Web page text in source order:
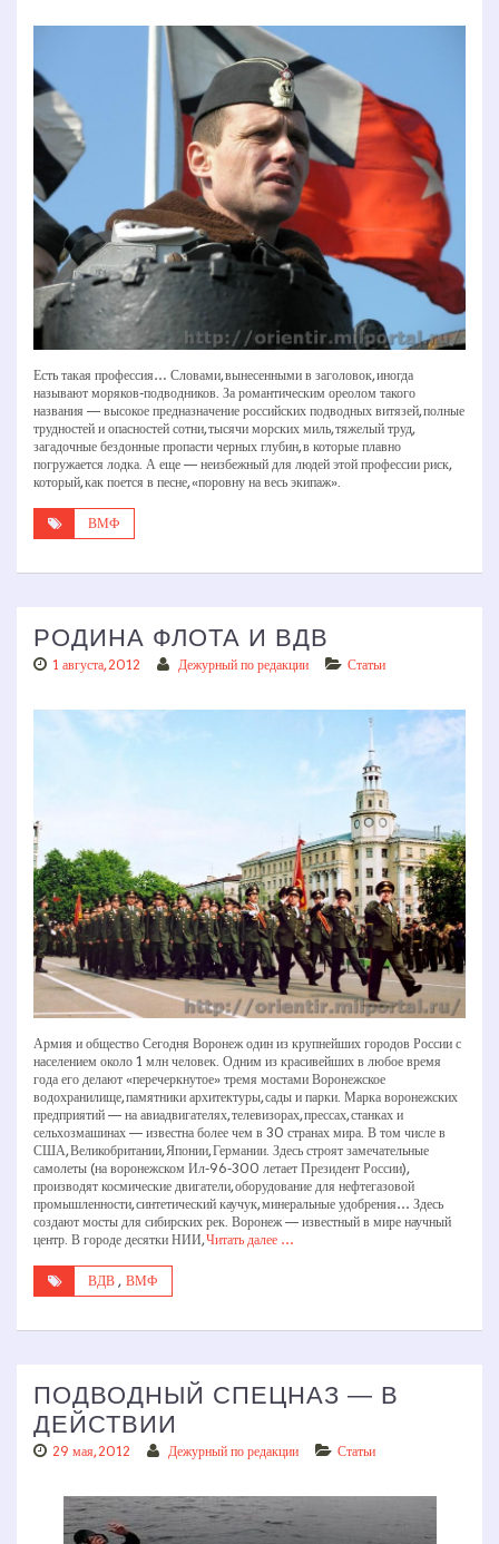
Есть такая профессия… Словами, вынесенными в заголовок, иногда
называют моряков-подводников. За романтическим ореолом такого
названия — высокое предназначение российских подводных витязей, полные
трудностей и опасностей сотни, тысячи морских миль, тяжелый труд,
загадочные бездонные пропасти черных глубин, в которые плавно
погружается лодка. А еще — неизбежный для людей этой профессии риск,
который, как поется в песне, «поровну на весь экипаж».
ВМФ
РОДИНА ФЛОТА И ВДВ
1 августа, 2012 Дежурный по редакции Статьи
Армия и общество Сегодня Воронеж один из крупнейших городов России с
населением около 1 млн человек. Одним из красивейших в любое время
года его делают «перечеркнутое» тремя мостами Воронежское
водохранилище, памятники архитектуры, сады и парки. Марка воронежских
предприятий — на авиадвигателях, телевизорах, прессах, станках и
сельхозмашинах — известна более чем в 30 странах мира. В том числе в
США, Великобритании, Японии, Германии. Здесь строят замечательные
самолеты (на воронежском Ил-96-300 летает Президент России),
производят космические двигатели, оборудование для нефтегазовой
промышленности, синтетический каучук, минеральные удобрения… Здесь
создают мосты для сибирских рек. Воронеж — известный в мире научный
центр. В городе десятки НИИ,Читать далее …
ВДВ , ВМФ
ПОДВОДНЫЙ СПЕЦНАЗ — В
ДЕЙСТВИИ
29 мая, 2012 Дежурный по редакции Статьи